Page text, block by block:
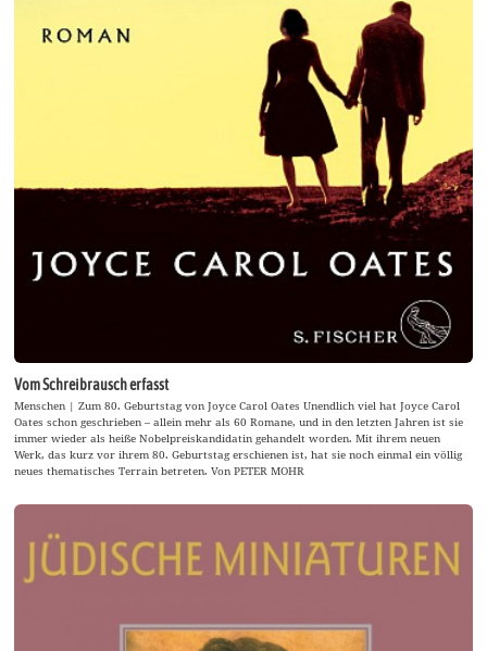
Vom Schreibrausch erfasst
Menschen | Zum 80. Geburtstag von Joyce Carol Oates Unendlich viel hat Joyce Carol
Oates schon geschrieben – allein mehr als 60 Romane, und in den letzten Jahren ist sie
immer wieder als heiße Nobelpreiskandidatin gehandelt worden. Mit ihrem neuen
Werk, das kurz vor ihrem 80. Geburtstag erschienen ist, hat sie noch einmal ein völlig
neues thematisches Terrain betreten. Von PETER MOHR